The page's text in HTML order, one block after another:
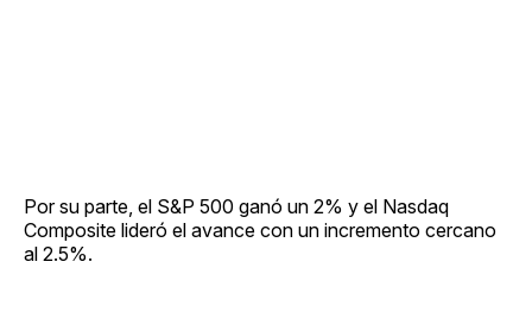
Por su parte, el S&P 500 ganó un 2% y el Nasdaq
Composite lideró el avance con un incremento cercano
al 2.5%.